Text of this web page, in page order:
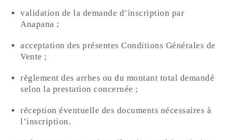
validation de la demande d’inscription par
Anapana ;
acceptation des présentes Conditions Générales de
Vente ;
règlement des arrhes ou du montant total demandé
selon la prestation concernée ;
réception éventuelle des documents nécessaires à
l’inscription.